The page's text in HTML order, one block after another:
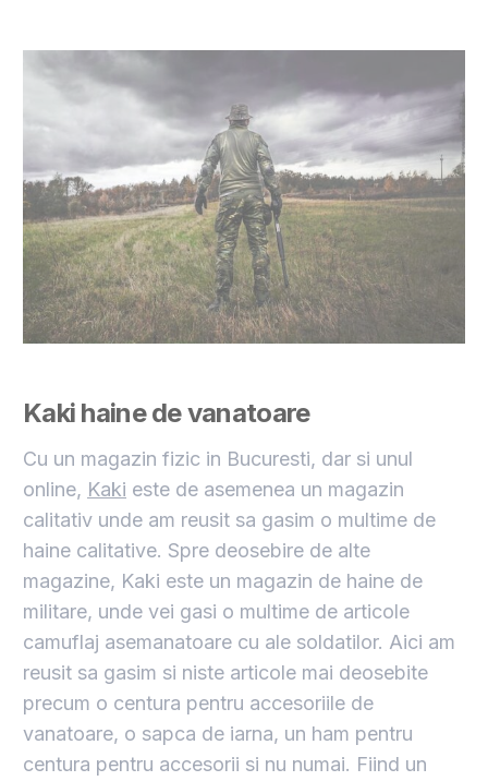
Kaki haine de vanatoare
Cu un magazin fizic in Bucuresti, dar si unul
online, Kaki este de asemenea un magazin
calitativ unde am reusit sa gasim o multime de
haine calitative. Spre deosebire de alte
magazine, Kaki este un magazin de haine de
militare, unde vei gasi o multime de articole
camuflaj asemanatoare cu ale soldatilor. Aici am
reusit sa gasim si niste articole mai deosebite
precum o centura pentru accesoriile de
vanatoare, o sapca de iarna, un ham pentru
centura pentru accesorii si nu numai. Fiind un